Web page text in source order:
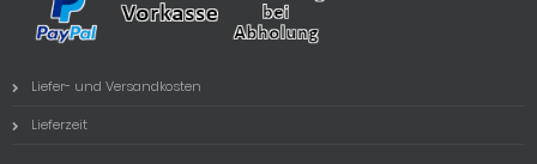
Liefer- und Versandkosten
Lieferzeit